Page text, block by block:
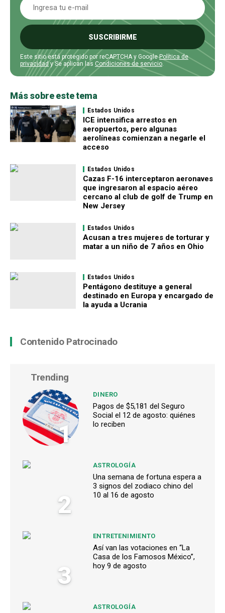
SUSCRIBIRME
Este sitio está protegido por reCAPTCHA y GooglePolítica de
privacidady Se aplican las Condiciones de servicio
Más sobre este tema
Estados Unidos
ICE intensifica arrestos en
aeropuertos, pero algunas
aerolíneas comienzan a negarle el
acceso
Estados Unidos
Cazas F-16 interceptaron aeronaves
que ingresaron al espacio aéreo
cercano al club de golf de Trump en
New Jersey
Estados Unidos
Acusan a tres mujeres de torturar y
matar a un niño de 7 años en Ohio
Estados Unidos
Pentágono destituye a general
destinado en Europa y encargado de
la ayuda a Ucrania
Contenido Patrocinado
Trending
1
DINERO
Pagos de $5,181 del Seguro
Social el 12 de agosto: quiénes
lo reciben
2
ASTROLOGÍA
Una semana de fortuna espera a
3 signos del zodiaco chino del
10 al 16 de agosto
3
ENTRETENIMIENTO
Así van las votaciones en “La
Casa de los Famosos México”,
hoy 9 de agosto
ASTROLOGÍA